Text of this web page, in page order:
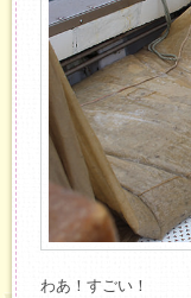
わあ！すごい！